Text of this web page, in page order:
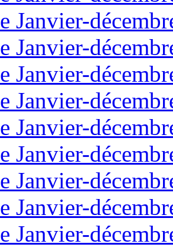
Janvier-
Janvier-
Janvier-
Janvier-
Janvier-
Janvier-
Janvier-
Janvier-
Janvier-